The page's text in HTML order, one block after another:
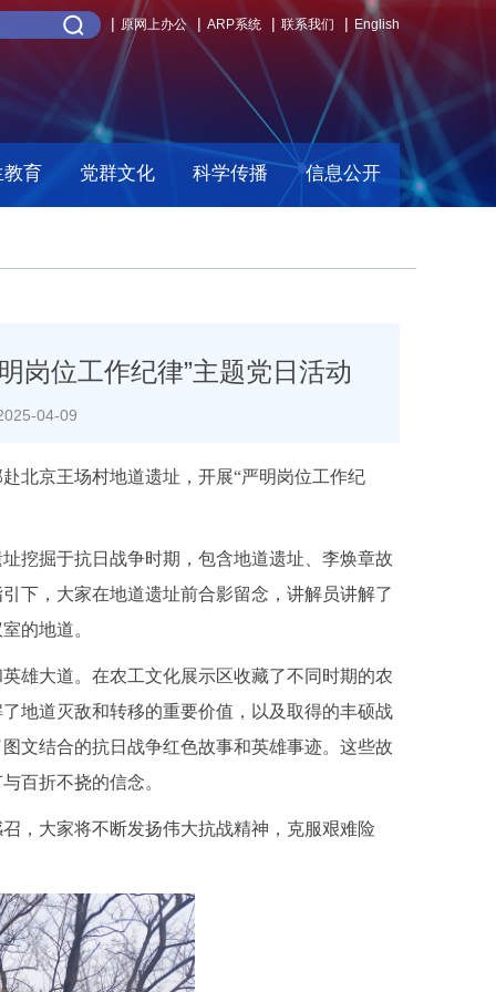
原网上办公 ARP系统 联系我们 English
教育 党群文化 科学传播 信息公开
岗位工作纪律”主题党日活动
04-09
北京王场村地道遗址，开展“严明岗位工作纪
挖掘于抗日战争时期，包含地道遗址、李焕章故
下，大家在地道遗址前合影留念，讲解员讲解了
的地道。
雄大道。在农工文化展示区收藏了不同时期的农
地道灭敌和转移的重要价值，以及取得的丰硕战
文结合的抗日战争红色故事和英雄事迹。这些故
百折不挠的信念。
，大家将不断发扬伟大抗战精神，克服艰难险